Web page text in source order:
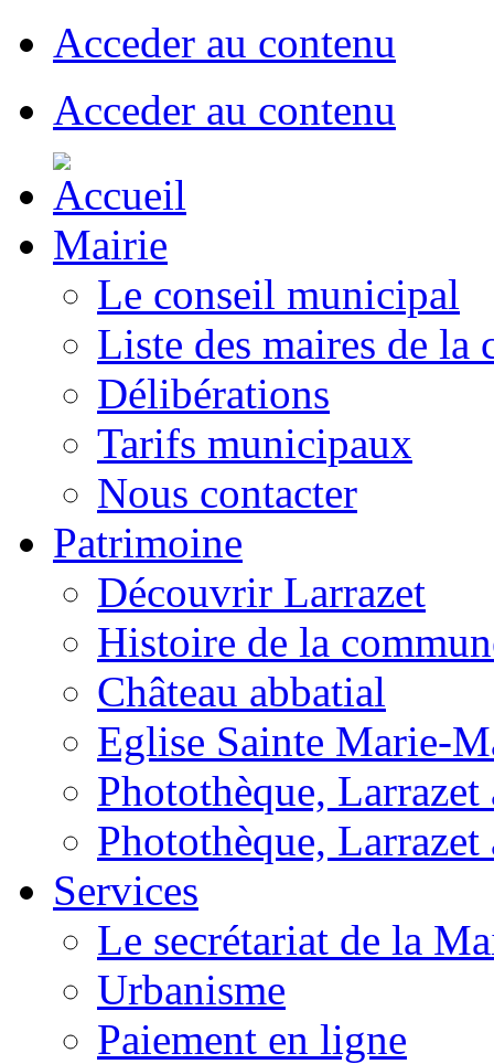
Acceder au contenu
Acceder au contenu
Mairie
Le conseil municipal
Liste des maires de la
Délibérations
Tarifs municipaux
Nous contacter
Patrimoine
Découvrir Larrazet
Histoire de la
Château abbatial
Eglise Sainte Marie-
Photothèque,
Photothèque,
Services
Le secrétariat de la
Urbanisme
Paiement en ligne